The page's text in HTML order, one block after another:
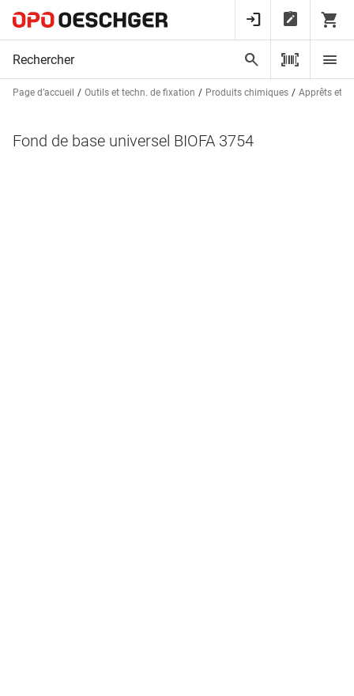
Page d’accueil Outils et techn. de fixation Produits chimiques Apprêts et
Fond de base universel BIOFA 3754